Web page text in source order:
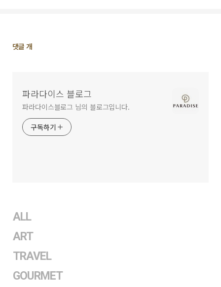
댓
댓글개
파라다이스 블로그
파라다이스블로그 님의 블로그입니다.
구독하기
ALL
ART
TRAVEL
GOURMET